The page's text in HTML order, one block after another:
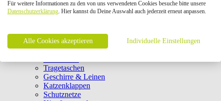
Intelligenzspielzeug
Laserpointer & Elektrospielzeug
Clicker & Target Sticks für Katzen
Weiteres Katzenspielzeug
Transportboxen
Tragetaschen
Geschirre & Leinen
Katzenklappen
Schutznetze
Für weitere Informationen zu den von uns verwendeten Cookies besuche bitte unsere
Datenschutzerklärung. Hier kannst du Deine Auswahl auch jederzeit erneut anpassen.
Alle Cookies akzeptieren Individuelle Einstellungen